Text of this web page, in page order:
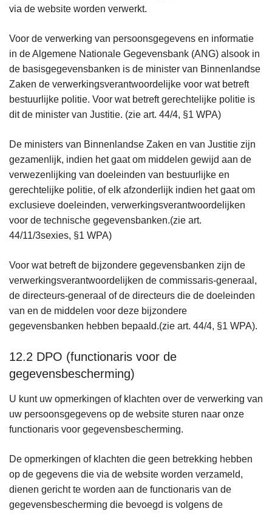
via de website worden verwerkt.
Voor de verwerking van persoonsgegevens en informatie
in de Algemene Nationale Gegevensbank (ANG) alsook in
de basisgegevensbanken is de minister van Binnenlandse
Zaken de verwerkingsverantwoordelijke voor wat betreft
bestuurlijke politie. Voor wat betreft gerechtelijke politie is
dit de minister van Justitie. (zie art. 44/4, §1 WPA)
De ministers van Binnenlandse Zaken en van Justitie zijn
gezamenlijk, indien het gaat om middelen gewijd aan de
verwezenlijking van doeleinden van bestuurlijke en
gerechtelijke politie, of elk afzonderlijk indien het gaat om
exclusieve doeleinden, verwerkingsverantwoordelijken
voor de technische gegevensbanken.(zie art.
44/11/3sexies, §1 WPA)
Voor wat betreft de bijzondere gegevensbanken zijn de
verwerkingsverantwoordelijken de commissaris-generaal,
de directeurs-generaal of de directeurs die de doeleinden
van en de middelen voor deze bijzondere
gegevensbanken hebben bepaald.(zie art. 44/4, §1 WPA).
12.2 DPO (functionaris voor de
gegevensbescherming)
U kunt uw opmerkingen of klachten over de verwerking van
uw persoonsgegevens op de website sturen naar onze
functionaris voor gegevensbescherming.
De opmerkingen of klachten die geen betrekking hebben
op de gegevens die via de website worden verzameld,
dienen gericht te worden aan de functionaris van de
gegevensbescherming die bevoegd is volgens de